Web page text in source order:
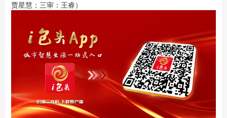
贾星慧；三审：王睿）